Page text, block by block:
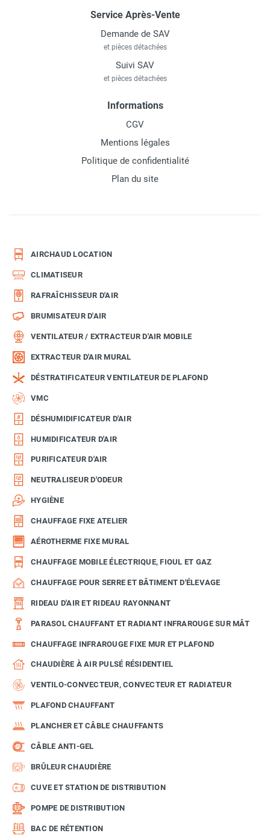
Service Après-Vente
Demande de SAV
et pièces détachées
Suivi SAV
et pièces détachées
Informations
CGV
Mentions légales
Politique de confidentialité
Plan du site
AIRCHAUD LOCATION
CLIMATISEUR
RAFRAÎCHISSEUR D'AIR
BRUMISATEUR D'AIR
VENTILATEUR / EXTRACTEUR D'AIR MOBILE
EXTRACTEUR D'AIR MURAL
DÉSTRATIFICATEUR VENTILATEUR DE PLAFOND
VMC
DÉSHUMIDIFICATEUR D'AIR
HUMIDIFICATEUR D'AIR
PURIFICATEUR D'AIR
NEUTRALISEUR D'ODEUR
HYGIÈNE
CHAUFFAGE FIXE ATELIER
AÉROTHERME FIXE MURAL
CHAUFFAGE MOBILE ÉLECTRIQUE, FIOUL ET GAZ
CHAUFFAGE POUR SERRE ET BÂTIMENT D'ÉLEVAGE
RIDEAU D'AIR ET RIDEAU RAYONNANT
PARASOL CHAUFFANT ET RADIANT INFRAROUGE SUR MÂT
CHAUFFAGE INFRAROUGE FIXE MUR ET PLAFOND
CHAUDIÈRE À AIR PULSÉ RÉSIDENTIEL
VENTILO-CONVECTEUR, CONVECTEUR ET RADIATEUR
PLAFOND CHAUFFANT
PLANCHER ET CÂBLE CHAUFFANTS
CÂBLE ANTI-GEL
BRÛLEUR CHAUDIÈRE
CUVE ET STATION DE DISTRIBUTION
POMPE DE DISTRIBUTION
BAC DE RÉTENTION